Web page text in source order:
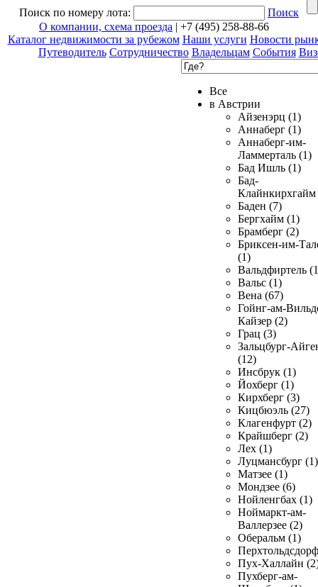
Поиск по номеру лота:
Поиск
О компании, схема проезда | +7 (495) 258-88-66
Каталог недвижимости за рубежом Наши услуги Новости
Путеводитель Сотрудничество Владельцам События
Все
в Австрии
Айзенэрц (1)
Аннаберг (1)
Аннаберг-им-
Ламмерталь (1)
Бад Ишль (1)
Бад-
Клайнкирхгайм
Баден (7)
Бергхайм (1)
Брамберг (2)
Бриксен-им-
(1)
Вальдфиртель
Вальс (1)
Вена (67)
Гойнг-ам-
Кайзер (2)
Грац (3)
Зальцбург-
(12)
Инсбрук (1)
Йохберг (1)
Кирхберг (3)
Кицбюэль (27)
Клагенфурт (2)
Крайшберг (2)
Лех (1)
Луцмансбург (1)
Матзее (1)
Мондзее (6)
Нойленгбах (1)
Ноймаркт-ам-
Валлерзее (2)
Оберальм (1)
Пух-Халлайн
Пухберг-ам-